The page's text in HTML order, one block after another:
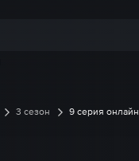
3 сезон 9 серия онлайн